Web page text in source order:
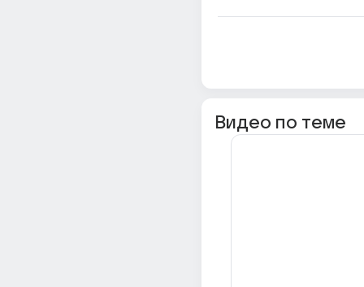
Видео по теме